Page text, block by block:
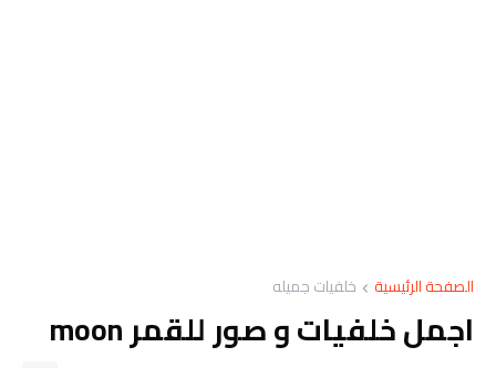
الصفحة الرئيسية خلفيات جميله
اجمل خلفيات و صور للقمر moon